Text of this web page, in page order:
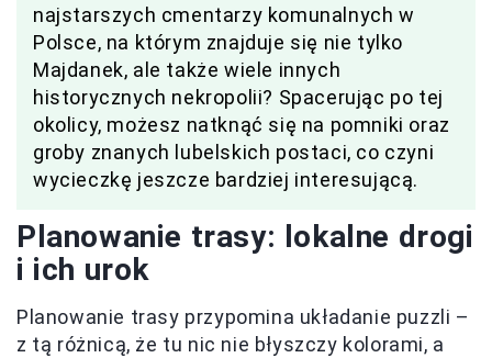
najstarszych cmentarzy komunalnych w
Polsce, na którym znajduje się nie tylko
Majdanek, ale także wiele innych
historycznych nekropolii? Spacerując po tej
okolicy, możesz natknąć się na pomniki oraz
groby znanych lubelskich postaci, co czyni
wycieczkę jeszcze bardziej interesującą.
Planowanie trasy: lokalne drogi
i ich urok
Planowanie trasy przypomina układanie puzzli –
z tą różnicą, że tu nic nie błyszczy kolorami, a